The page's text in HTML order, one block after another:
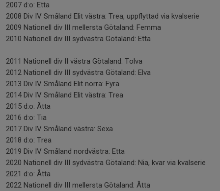
2007 d:o: Etta
2008 Div IV Småland Elit västra: Trea, uppflyttad via kvalserie
2009 Nationell div III mellersta Götaland: Femma
2010 Nationell div III sydvästra Götaland: Etta
2011 Nationell div II västra Götaland: Tolva
2012 Nationell div III sydvästra Götaland: Elva
2013 Div IV Småland Elit norra: Fyra
2014 Div IV Småland Elit västra: Trea
2015 d:o: Åtta
2016 d:o: Tia
2017 Div IV Småland västra: Sexa
2018 d:o: Trea
2019 Div IV Småland nordvästra: Etta
2020 Nationell div III sydvästra Götaland: Nia, kvar via kvalserie
2021 d:o: Åtta
2022 Nationell div III mellersta Götaland: Åtta